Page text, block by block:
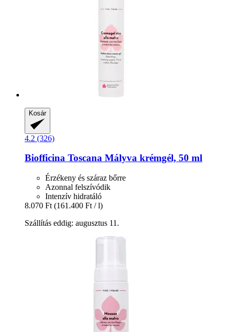
Kosár
4.2 (326)
Biofficina Toscana Mályva krémgél, 50 ml
Érzékeny és száraz bőrre
Azonnal felszívódik
Intenzív hidratáló
8.070 Ft (161.400 Ft / l)
Szállítás eddig: augusztus 11.